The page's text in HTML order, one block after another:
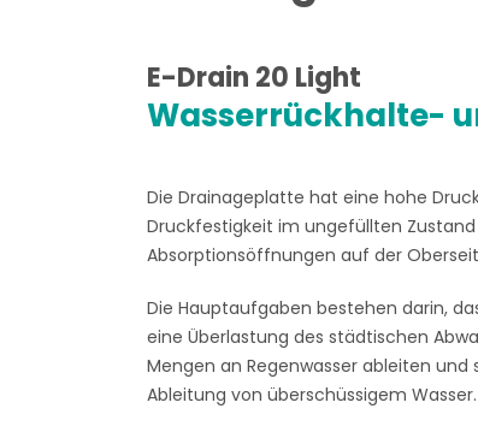
E-Drain 20 Light
Wasserrückhalte-
Die Drainageplatte hat eine hohe
Druckfestigkeit im ungefüllten
Absorptionsöffnungen auf der
Die Hauptaufgaben bestehen darin,
eine Überlastung des städtischen
Mengen an Regenwasser ableiten
Ableitung von überschüssigem Wasser.